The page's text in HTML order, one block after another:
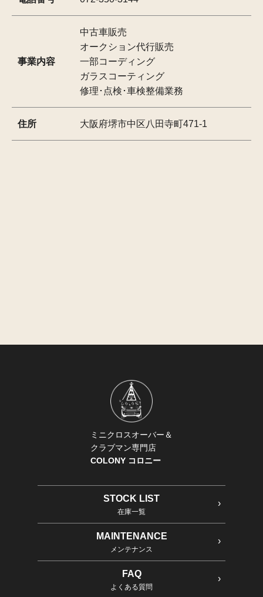
事業内容
中古車販売
オークション代行販売
一部コーディング
ガラスコーティング
修理･点検･車検整備業務
住所 大阪府堺市中区八田寺町471-1
ミニクロスオーバー＆
クラブマン専門店
COLONY コロニー
STOCK LIST
在庫一覧
MAINTENANCE
メンテナンス
FAQ
よくある質問